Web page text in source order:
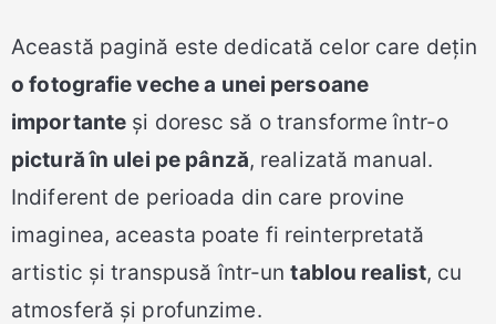
Această pagină este dedicată celor care dețin
o fotografie veche a unei persoane
importante și doresc să o transforme într-o
pictură în ulei pe pânză, realizată manual.
Indiferent de perioada din care provine
imaginea, aceasta poate fi reinterpretată
artistic și transpusă într-untablou realist, cu
atmosferă și profunzime.